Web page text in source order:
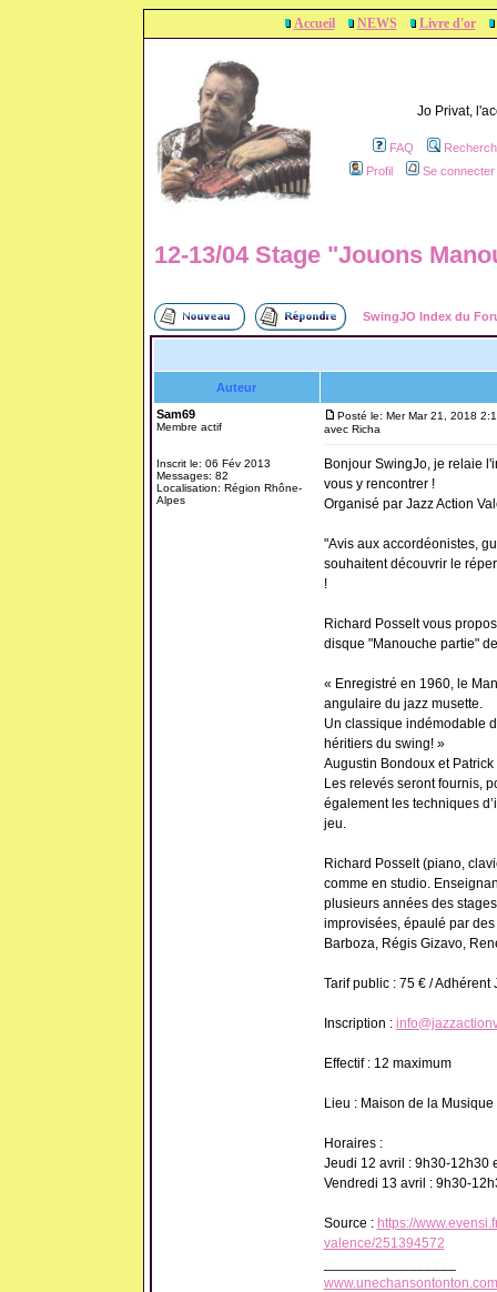
Accueil NEWS Livre d'or
Jo Privat,
FAQ
Profil
Se
12-13/04 Stage "Jouons
SwingJO Index du
Auteur
Sam69
Membre actif
Inscrit le: 06 Fév 2013
Messages: 82
Localisation: Région Rhône-
Alpes
Posté le: Mer Mar 21, 2018
avec Richa
Bonjour SwingJo, je relaie
vous y rencontrer !
Organisé par Jazz Action
"Avis aux accordéonistes,
souhaitent découvrir le
!
Richard Posselt vous
disque "Manouche partie"
« Enregistré en 1960, le
angulaire du jazz musette.
Un classique indémodable
héritiers du swing! »
Augustin Bondoux et Patrick
Les relevés seront fournis,
également les techniques
jeu.
Richard Posselt (piano,
comme en studio.
plusieurs années des
improvisées, épaulé par
Barboza, Régis Gizavo,
Tarif public : 75 € / Adhérent
Inscription :
Effectif : 12 maximum
Lieu : Maison de la
Horaires :
Jeudi 12 avril : 9h30-12h30
Vendredi 13 avril : 9h30-
Source : https://
valence/251394572
www.unechansontonton.com